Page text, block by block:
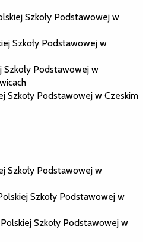
Szkoły Podstawowej w
Szkoły Podstawowej w
Szkoły Podstawowej w
Szkoły Podstawowej w Czeskim
Szkoły Podstawowej w
Szkoły Podstawowej w
Szkoły Podstawowej w